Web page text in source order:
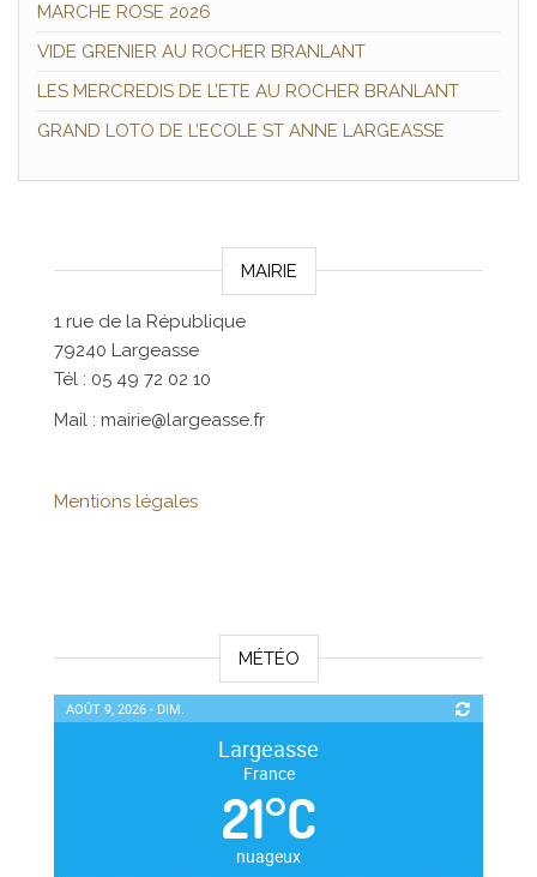
MARCHE ROSE 2026
VIDE GRENIER AU ROCHER BRANLANT
LES MERCREDIS DE L’ETE AU ROCHER BRANLANT
GRAND LOTO DE L’ECOLE ST ANNE LARGEASSE
MAIRIE
1 rue de la République
79240 Largeasse
Tél : 05 49 72 02 10
Mail : mairie@largeasse.fr
Mentions légales
MÉTÉO
AOÛT 9, 2026 - DIM.
Largeasse
France
21°C
nuageux